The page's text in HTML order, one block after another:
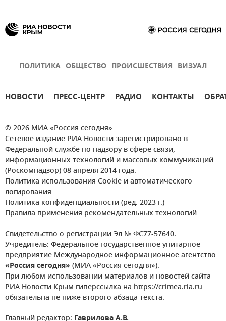
ПОЛИТИКА ОБЩЕСТВО ПРОИСШЕСТВИЯ ВИЗУАЛ
НОВОСТИ ПРЕСС-ЦЕНТР РАДИО КОНТАКТЫ
© 2026 МИА «Россия сегодня»
Сетевое издание РИА Новости зарегистрировано в
Федеральной службе по надзору в сфере связи,
информационных технологий и массовых коммуникаций
(Роскомнадзор) 08 апреля 2014 года.
Политика использования Cookie и автоматического
логирования
Политика конфиденциальности (ред. 2023 г.)
Правила применения рекомендательных технологий
Свидетельство о регистрации Эл № ФС77-57640.
Учредитель: Федеральное государственное унитарное
предприятие Международное информационное агентство
«Россия сегодня» (МИА «Россия сегодня»).
При любом использовании материалов и новостей сайта
РИА Новости Крым гиперссылка на https://crimea.ria.ru
обязательна не ниже второго абзаца текста.
Главный редактор: Гаврилова А.В.